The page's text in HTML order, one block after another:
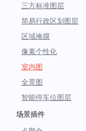
三方标准图层
简易行政区划图层
区域掩膜
像素个性化
室内图
全景图
智能停车位图层
场景插件